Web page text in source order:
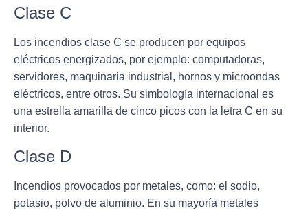
Clase C
Los incendios clase C se producen por equipos
eléctricos energizados, por ejemplo: computadoras,
servidores, maquinaria industrial, hornos y microondas
eléctricos, entre otros. Su simbología internacional es
una estrella amarilla de cinco picos con la letra C en su
interior.
Clase D
Incendios provocados por metales, como: el sodio,
potasio, polvo de aluminio. En su mayoría metales